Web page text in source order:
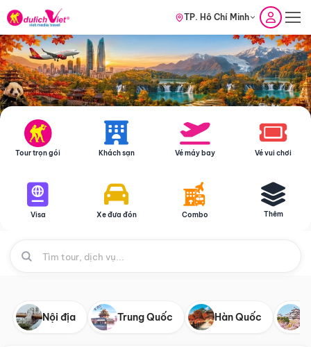
TP. Hồ Chí Minh
Tour trọn gói Khách sạn Vé máy bay Vé vui chơi
Visa Xe đưa đón Combo Thêm
Nội địa Trung Quốc Hàn Quốc